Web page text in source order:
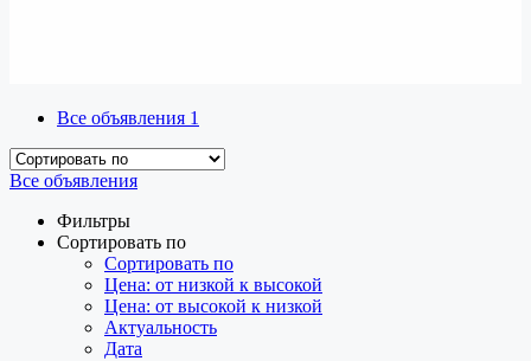
Все объявления 1
Все объявления
Фильтры
Сортировать по
Сортировать по
Цена: от низкой к высокой
Цена: от высокой к низкой
Актуальность
Дата